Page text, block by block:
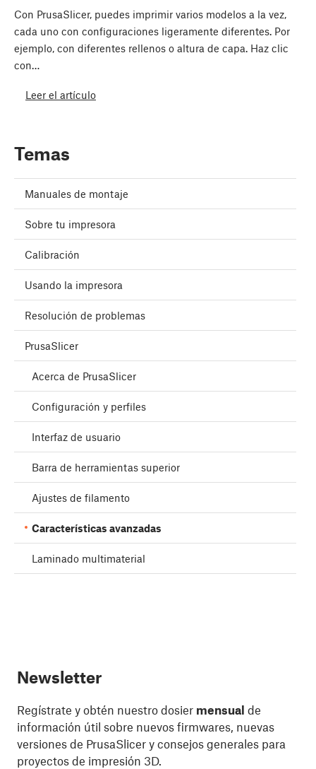
Con PrusaSlicer, puedes imprimir varios modelos a la vez,
cada uno con configuraciones ligeramente diferentes. Por
ejemplo, con diferentes rellenos o altura de capa. Haz clic
con…
Leer el artículo
Temas
Manuales de montaje
Sobre tu impresora
Calibración
Usando la impresora
Resolución de problemas
PrusaSlicer
Acerca de PrusaSlicer
Configuración y perfiles
Interfaz de usuario
Barra de herramientas superior
Ajustes de filamento
Características avanzadas
Laminado multimaterial
Newsletter
Regístrate y obtén nuestro dosier mensual de
información útil sobre nuevos firmwares, nuevas
versiones de PrusaSlicer y consejos generales para
proyectos de impresión 3D.